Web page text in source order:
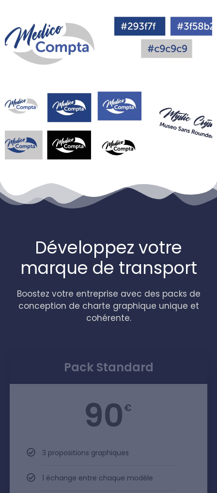
Développez votre
marque de transport
Boostez votre entreprise avec des packs de
conception de charte graphique unique et
cohérente.
Pack Standard
90€
3 propositions graphiques
1 échange entre chaque modèle